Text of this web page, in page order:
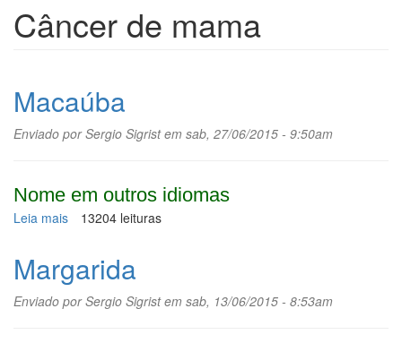
Câncer de mama
Macaúba
Enviado porSergio Sigristem sab, 27/06/2015 - 9:50am
Nome em outros idiomas
Leia mais sobre
13204 leituras
Margarida
Enviado porSergio Sigristem sab, 13/06/2015 - 8:53am